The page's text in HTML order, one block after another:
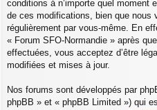
conditions à n’importe quel moment
de ces modifications, bien que nous
régulièrement par vous-même. En
« Forum SFO-Normandie » après
effectuées, vous acceptez d’être
modifiées et mises à jour.
Nos forums sont développés par
phpBB » et « phpBB Limited ») qui